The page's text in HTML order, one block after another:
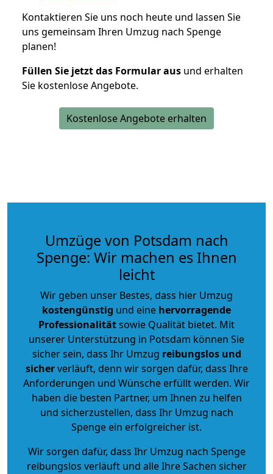
Kontaktieren Sie uns noch heute und lassen Sie
uns gemeinsam Ihren Umzug nach Spenge
planen!
Füllen Sie jetzt das Formular aus und erhalten
Sie kostenlose Angebote.
Kostenlose Angebote erhalten
Umzüge von Potsdam nach
Spenge: Wir machen es Ihnen
leicht
Wir geben unser Bestes, dass hier Umzug
kostengünstig und eine hervorragende
Professionalitätsowie Qualität bietet. Mit
unserer Unterstützung in Potsdam können Sie
sicher sein, dass Ihr Umzug reibungslos und
sicherverläuft, denn wir sorgen dafür, dass Ihre
Anforderungen und Wünsche erfüllt werden. Wir
haben die besten Partner, um Ihnen zu helfen
und sicherzustellen, dass Ihr Umzug nach
Spenge ein erfolgreicher ist.
Wir sorgen dafür, dass Ihr Umzug nach Spenge
reibungslos verläuft und alle Ihre Sachen sicher